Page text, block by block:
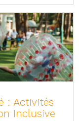
: Activités
Inclusive